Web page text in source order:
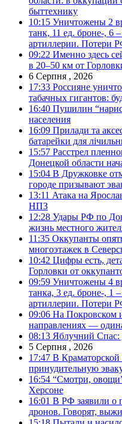
быттехнику
10:15 Уничтожены 2
танк, 11 ед. броне-, 6
артиллерии. Потери
09:22 Именно здесь
в 20–50 км от
6 Серпня , 2026
17:33 Россияне
табачных гигантов:
16:40 Пушилин
населения
16:09 Прилади та
батарейки для
15:57 Расстрел
Донецкой области
15:04 В Дружковке
городе призывают
13:11 Атака на
НПЗ
12:28 Удары РФ по
жизнь местного
11:35 Оккупанты
многоэтажек в
10:42 Цифры есть,
Горловки от
09:59 Уничтожены 4
танка, 3 ед. броне-, 1
артиллерии. Потери
09:06 На Покровском
направлениях —
08:13 Яблучний Спас:
5 Серпня , 2026
17:47 В Краматорской
принудительную
16:54 “Смотри,
Херсоне
16:01 В РФ заявили о
дронов. Говорят,